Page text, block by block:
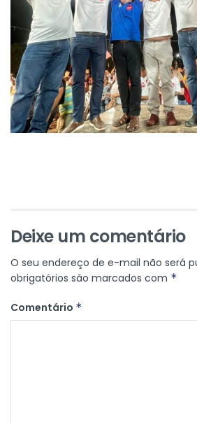
Deixe um comentário
O seu endereço de e-mail não será
obrigatórios são marcados com *
Comentário *